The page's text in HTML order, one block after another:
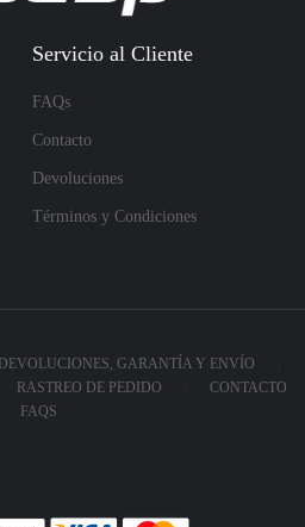
Servicio al Cliente
FAQs
Contacto
Devoluciones
Términos y Condiciones
DEVOLUCIONES, GARANTÍA Y ENVÍO
RASTREO DE PEDIDO
CONTACTO
FAQS